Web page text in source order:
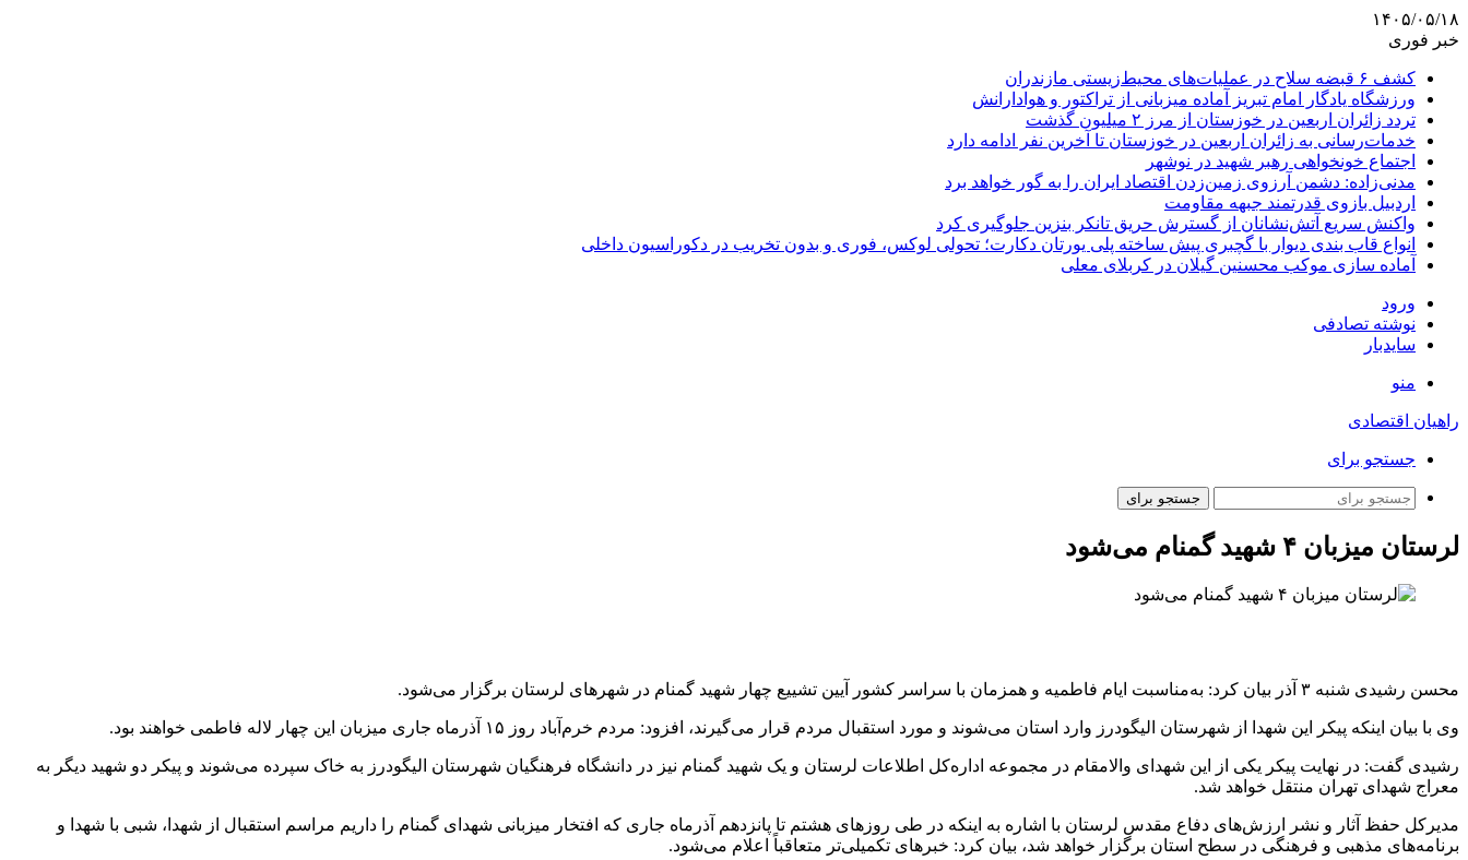
۱۴۰۵/۰۵/۱۸
خبر فوری
کشف ۶ قبضه سلاح در عملیات‌های محیط‌زیستی مازندران
ورزشگاه یادگار امام تبریز آماده میزبانی از تراکتور و هوادارانش
تردد زائران اربعین در خوزستان از مرز ۲ میلیون گذشت
خدمات‌رسانی به زائران اربعین در خوزستان تا آخرین نفر ادامه دارد
اجتماع خونخواهی رهبر شهید در نوشهر
مدنی‌زاده: دشمن آرزوی زمین‌زدن اقتصاد ایران را به گور خواهد برد
اردبیل بازوی قدرتمند جبهه مقاومت
واکنش سریع آتش‌نشانان از گسترش حریق تانکر بنزین جلوگیری کرد
انواع قاب بندی دیوار با گچبری پیش ساخته پلی یورتان دکارت؛ تحولی لوکس، فوری و بدون تخریب در دکوراسیون داخلی
آماده سازی موکب محسنین گیلان در کربلای معلی
ورود
نوشته تصادفی
سایدبار
منو
راهیان اقتصادی
جستجو برای
جستجو برای
لرستان میزبان ۴ شهید گمنام می‌شود
محسن رشیدی شنبه ۳ آذر بیان کرد: به‌مناسبت ایام فاطمیه و همزمان با سراسر کشور آیین تشییع چهار شهید گمنام در شهرهای لرستان برگزار می‌شود.
وی با بیان اینکه پیکر این شهدا از شهرستان الیگودرز وارد استان می‌شوند و مورد استقبال مردم قرار می‌گیرند، افزود: مردم خرم‌آباد روز ۱۵ آذرماه جاری میزبان این چهار لاله فاطمی خواهند بود.
رشیدی گفت: در نهایت پیکر یکی از این شهدای والامقام در مجموعه اداره‌کل اطلاعات لرستان و یک شهید گمنام نیز در دانشگاه فرهنگیان شهرستان الیگودرز به خاک سپرده می‌شوند و پیکر دو شهید دیگر به
معراج شهدای تهران منتقل خواهد شد.
مدیرکل حفظ آثار و نشر ارزش‌های دفاع مقدس لرستان با اشاره به اینکه در طی روزهای هشتم تا پانزدهم آذرماه جاری که افتخار میزبانی شهدای گمنام را داریم مراسم استقبال از شهدا، شبی با شهدا و
برنامه‌های مذهبی و فرهنگی در سطح استان برگزار خواهد شد، بیان کرد: خبرهای تکمیلی‌تر متعاقباً اعلام می‌شود.